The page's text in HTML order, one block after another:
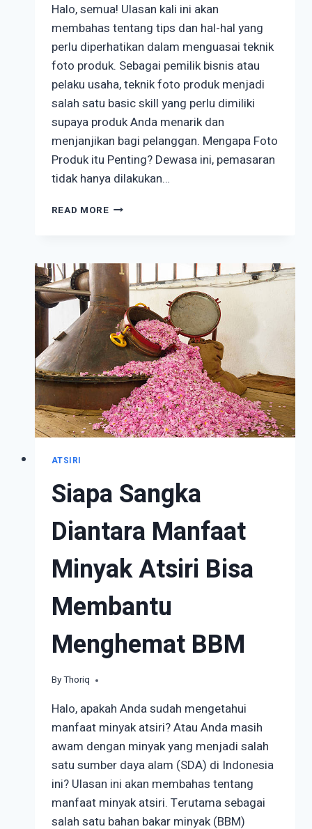
Halo, semua! Ulasan kali ini akan
membahas tentang tips dan hal-hal yang
perlu diperhatikan dalam menguasai teknik
foto produk. Sebagai pemilik bisnis atau
pelaku usaha, teknik foto produk menjadi
salah satu basic skill yang perlu dimiliki
supaya produk Anda menarik dan
menjanjikan bagi pelanggan. Mengapa Foto
Produk itu Penting? Dewasa ini, pemasaran
tidak hanya dilakukan…
READ MORETINGKATKAN
PRODUK
DENGAN
7
TEKNIK
FOTO
PRODUK
ATSIRI
Siapa Sangka
Diantara Manfaat
Minyak Atsiri Bisa
Membantu
Menghemat BBM
ByThoriq
August 19, 2024
Halo, apakah Anda sudah mengetahui
manfaat minyak atsiri? Atau Anda masih
awam dengan minyak yang menjadi salah
satu sumber daya alam (SDA) di Indonesia
ini? Ulasan ini akan membahas tentang
manfaat minyak atsiri. Terutama sebagai
salah satu bahan bakar minyak (BBM)